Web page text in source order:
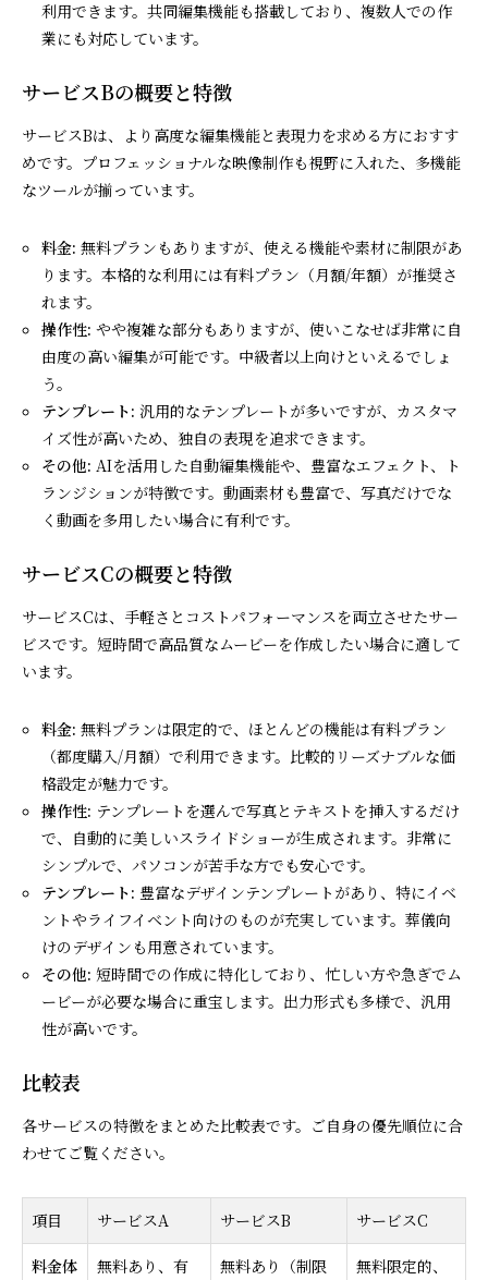
利用できます。共同編集機能も搭載しており、複数人での作
業にも対応しています。
サービスBの概要と特徴
サービスBは、より高度な編集機能と表現力を求める方におすす
めです。プロフェッショナルな映像制作も視野に入れた、多機能
なツールが揃っています。
料金: 無料プランもありますが、使える機能や素材に制限があ
ります。本格的な利用には有料プラン（月額/年額）が推奨さ
れます。
操作性: やや複雑な部分もありますが、使いこなせば非常に自
由度の高い編集が可能です。中級者以上向けといえるでしょ
う。
テンプレート: 汎用的なテンプレートが多いですが、カスタマ
イズ性が高いため、独自の表現を追求できます。
その他: AIを活用した自動編集機能や、豊富なエフェクト、ト
ランジションが特徴です。動画素材も豊富で、写真だけでな
く動画を多用したい場合に有利です。
サービスCの概要と特徴
サービスCは、手軽さとコストパフォーマンスを両立させたサー
ビスです。短時間で高品質なムービーを作成したい場合に適して
います。
料金: 無料プランは限定的で、ほとんどの機能は有料プラン
（都度購入/月額）で利用できます。比較的リーズナブルな価
格設定が魅力です。
操作性: テンプレートを選んで写真とテキストを挿入するだけ
で、自動的に美しいスライドショーが生成されます。非常に
シンプルで、パソコンが苦手な方でも安心です。
テンプレート: 豊富なデザインテンプレートがあり、特にイベ
ントやライフイベント向けのものが充実しています。葬儀向
けのデザインも用意されています。
その他: 短時間での作成に特化しており、忙しい方や急ぎでム
ービーが必要な場合に重宝します。出力形式も多様で、汎用
性が高いです。
比較表
各サービスの特徴をまとめた比較表です。ご自身の優先順位に合
わせてご覧ください。
項目 サービスA サービスB サービスC
料金体
無料あり、有
無料あり（制限
無料限定的、